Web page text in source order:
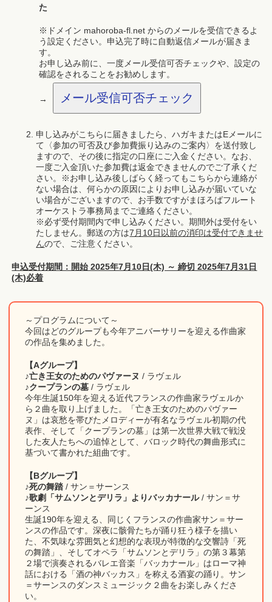
た
※ドメイン mahoroba-fl.net からのメールを受信できるよ
う設定ください。申込完了時に自動返信メールが届きま
す。
お申し込み前に、一度メール受信可否チェックや、設定の
確認をされることをお勧めします。
→ メール受信可否チェック
申し込みがこちらに届きましたら、ハガキまたはEメールに
て〈参加の可否及び参加費振り込みのご案内〉を送付致し
ますので、その後に指定の口座にご入金ください。なお、
一度ご入金頂いた参加費は返金できませんのでご了承くだ
さい。※お申し込み後しばらく経ってもこちらから連絡が
ない場合は、何らかの原因によりお申し込みが届いていな
い場合がございますので、お手数ですがまほろばフルート
オーケストラ事務局までご連絡ください。
※必ず受付期間内で申し込みください。期間外は受付をい
たしません。郵送の方は7月10日以前の消印は受付できませ
んので、ご注意ください。
申込受付期間：開始 2025年7月10日(木) ～ 締切 2025年7月31日
(木)必着
～プログラムについて～
今回はどのグループも今年アニバーサリーを迎える作曲家
の作品を集めました。
【Aグループ】
♪亡き王女のためのパヴァーヌ / ラヴェル
♪クープランの墓 / ラヴェル
今年生誕150年を迎える近代フランスの作曲家ラヴェルか
ら２曲を取り上げました。「亡き王女のためのパヴァー
ヌ」は哀愁を帯びたメロディーが有名なラヴェル初期の代
表作、そして「クープランの墓」は第一次世界大戦で戦没
した友人たちへの追悼として、バロック時代の舞曲形式に
基づいて書かれた組曲です。
【Bグループ】
♪死の舞踏/ サン＝サーンス
♪歌劇「サムソンとデリラ」よりバッカナール/ サン＝サ
ーンス
生誕190年を迎える、同じくフランスの作曲家サン＝サー
ンスの作品です。深夜に骸骨たちが踊り狂う様子を描い
た、不気味な雰囲気と幻想的な表現が特徴的な交響詩「死
の舞踏」、そしてオペラ「サムソンとデリラ」の第３幕第
２場で演奏されるバレエ音楽「バッカナール」はローマ神
話における「酒の神バッカス」を称える酒宴の踊り。サン
＝サーンスのダンスミュージック２曲をお楽しみくださ
い。